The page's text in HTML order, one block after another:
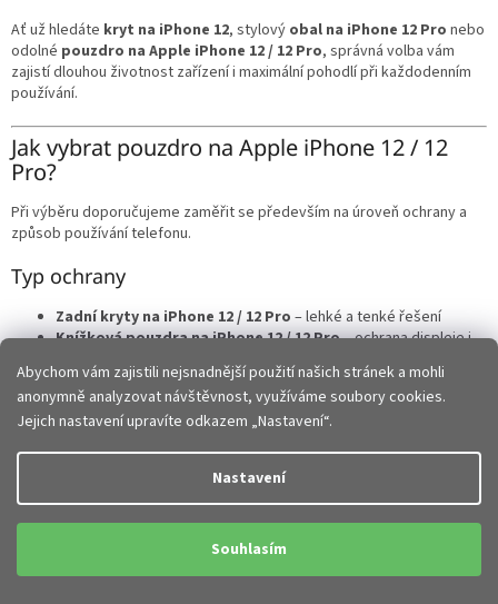
Abychom vám zajistili nejsnadnější použití našich stránek a mohli
anonymně analyzovat návštěvnost, využíváme soubory cookies.
Jejich nastavení upravíte odkazem „Nastavení“.
Nastavení
Souhlasím
p
i
s
Ať už hledáte kryt na iPhone 12, stylový obal na iPhone 12 Pro nebo
odolné pouzdro na Apple iPhone 12 / 12 Pro, správná volba vám
zajistí dlouhou životnost zařízení i maximální pohodlí při každodenním
používání.
Jak vybrat pouzdro na Apple iPhone 12 / 12
Pro?
Při výběru doporučujeme zaměřit se především na úroveň ochrany a
způsob používání telefonu.
Typ ochrany
Zadní kryty na iPhone 12 / 12 Pro – lehké a tenké řešení
Knížková pouzdra na iPhone 12 / 12 Pro– ochrana displeje i
zadní části
Hybridní a odolná pouzdra – zvýšená ochrana při pádech
Silikonové a TPU obaly – flexibilní a příjemné na dotek
Perfektní kompatibilita a přesné zpracování
oba modely mají shodné rozměry konstrukce